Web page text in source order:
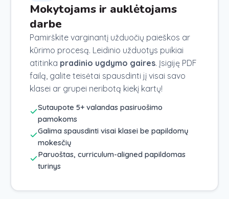
Mokytojams ir auklėtojams
darbe
Pamirškite varginantį užduočių paieškos ar
kūrimo procesą. Leidinio užduotys puikiai
atitinka pradinio ugdymo gaires. Įsigiję PDF
failą, galite teisėtai spausdinti jį visai savo
klasei ar grupei neribotą kiekį kartų!
Sutaupote 5+ valandas pasiruošimo
pamokoms
Galima spausdinti visai klasei be papildomų
mokesčių
Paruoštas, curriculum-aligned papildomas
turinys